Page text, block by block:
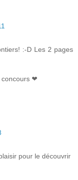
:-D Les 2 pages
concours ❤
pour le découvrir